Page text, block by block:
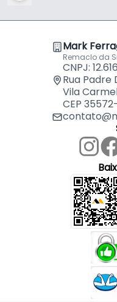
- Suporte: 39,2 mm
- Peso aproximado:
Mark
Remaclo da
CNPJ:
Rua Padre
Vila
CEP